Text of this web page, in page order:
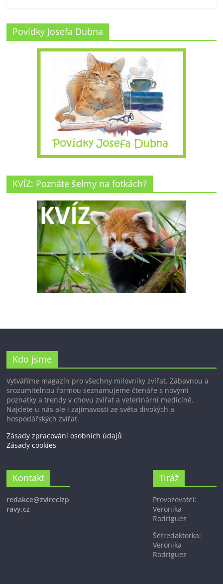
Povídky Josefa Dubna
KVÍZ: Poznáte šelmy na fotkách?
Kdo jsme
Vytváříme magazín pro všechny milovníky zvířat. Zábavnou a
srozumitelnou formou seznamujeme čtenáře s novými
poznatky a trendy v chovu zvířat a veterinární medicíně.
Najdete u nás ale i zajímavosti ze světa divokých a
hospodářských zvířat.
Zásady zpracování osobních údajů
Zásady cookies
Kontakt
redakce@zvirecizp
ravy.cz
Tiráž
Provozovatel:
Veronika
Rodriguez
Šéfredaktorka:
Veronika
Rodriguez